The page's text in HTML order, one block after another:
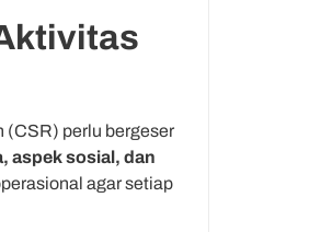
(CSR) perlu bergeser
aspek sosial, dan
agar setiap